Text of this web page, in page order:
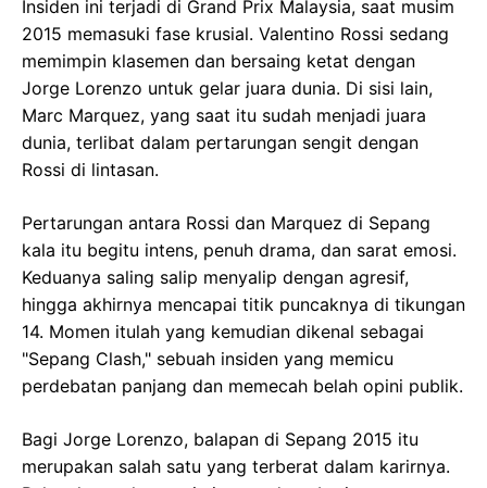
Insiden ini terjadi di Grand Prix Malaysia, saat musim
2015 memasuki fase krusial. Valentino Rossi sedang
memimpin klasemen dan bersaing ketat dengan
Jorge Lorenzo untuk gelar juara dunia. Di sisi lain,
Marc Marquez, yang saat itu sudah menjadi juara
dunia, terlibat dalam pertarungan sengit dengan
Rossi di lintasan.
Pertarungan antara Rossi dan Marquez di Sepang
kala itu begitu intens, penuh drama, dan sarat emosi.
Keduanya saling salip menyalip dengan agresif,
hingga akhirnya mencapai titik puncaknya di tikungan
14. Momen itulah yang kemudian dikenal sebagai
"Sepang Clash," sebuah insiden yang memicu
perdebatan panjang dan memecah belah opini publik.
Bagi Jorge Lorenzo, balapan di Sepang 2015 itu
merupakan salah satu yang terberat dalam karirnya.